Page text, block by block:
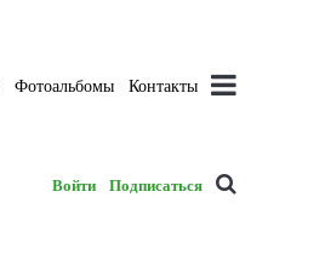
Фотоальбомы Контакты
Войти Подписаться